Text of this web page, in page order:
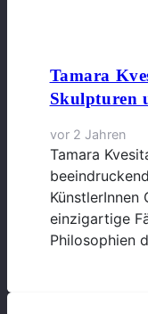
Tamara
Skulpturen
vor 2 Jahren
Tamara
KünstlerInnen
einzigartige
Philosophien